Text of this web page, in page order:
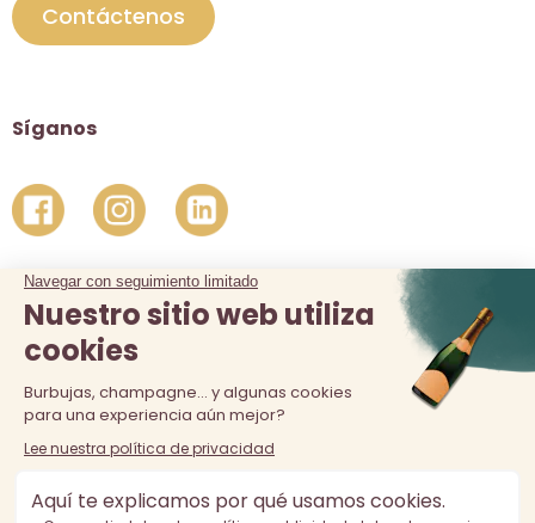
Contáctenos
Síganos